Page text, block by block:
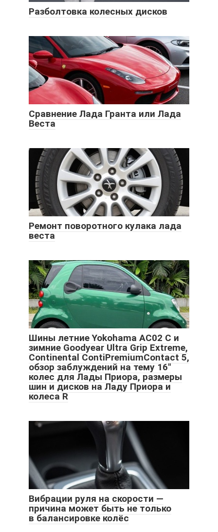
Разболтовка колесных дисков
Сравнение Лада Гранта или Лада
Веста
Ремонт поворотного кулака лада
веста
Шины летние Yokohama AC02 C и
зимние Goodyear Ultra Grip Extreme,
Continental ContiPremiumContact 5,
обзор заблуждений на тему 16″
колес для Лады Приора, размеры
шин и дисков на Ладу Приора и
колеса R
Вибрации руля на скорости —
причина может быть не только
в балансировке колёс